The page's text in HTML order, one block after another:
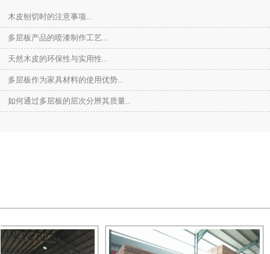
木皮刨切时的注意事项...
多层板产品的喷漆制作工艺...
天然木皮的环保性与实用性...
多层板作为家具材料的使用优势...
如何通过多层板的层次分辨其质量...